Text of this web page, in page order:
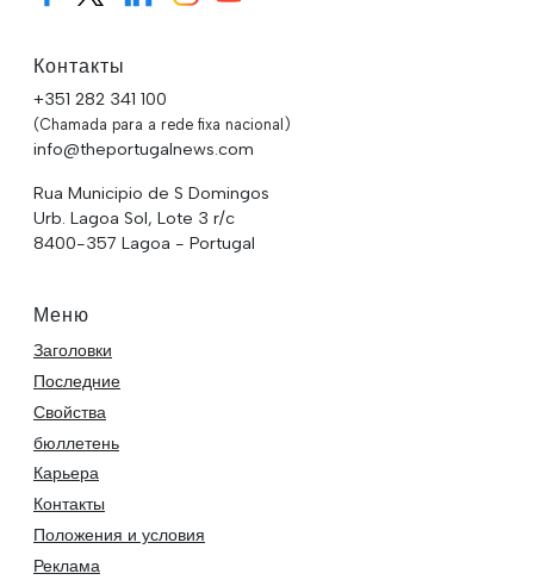
Контакты
+351 282 341 100
(Chamada para a rede fixa nacional)
info@theportugalnews.com
Rua Municipio de S Domingos
Urb. Lagoa Sol, Lote 3 r/c
8400-357 Lagoa - Portugal
Меню
Заголовки
Последние
Свойства
бюллетень
Карьера
Контакты
Положения и условия
Реклама